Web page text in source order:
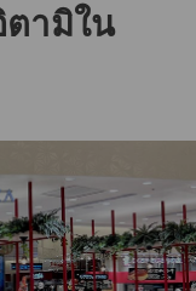
ามิใน